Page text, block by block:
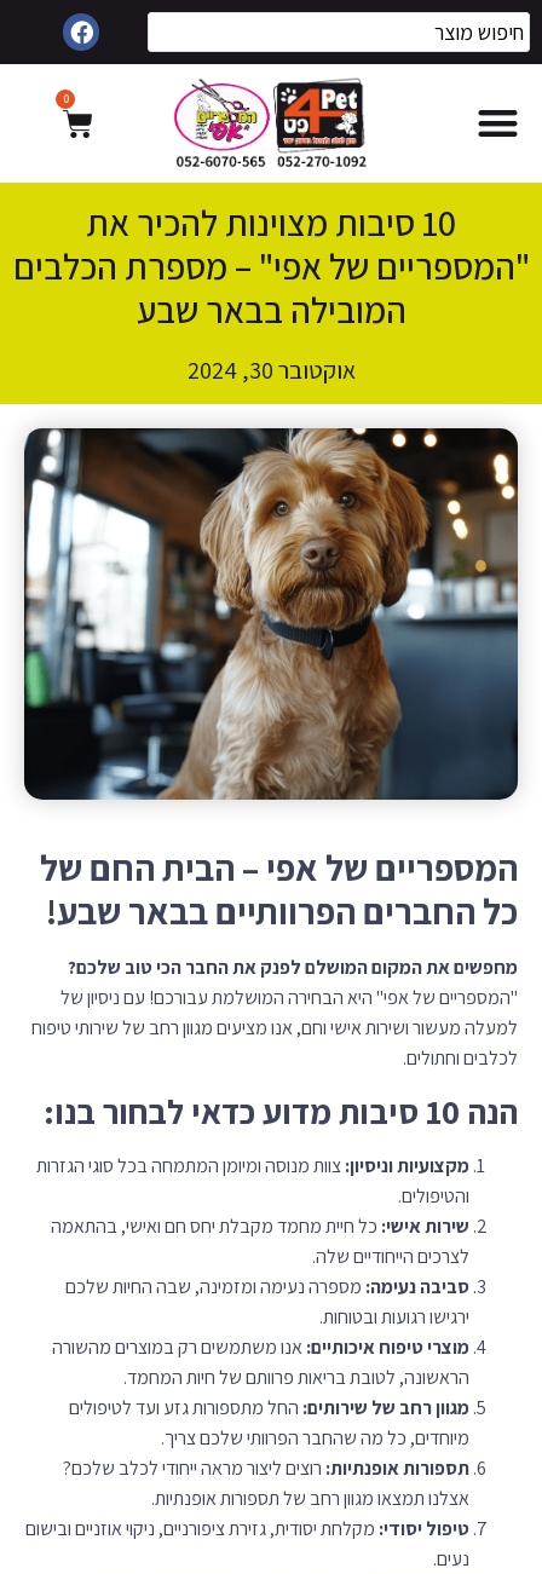
10 סיבות מצוינות להכיר את
של אפי" – מספרת הכלבים
המובילה בבאר שבע
אוקטובר 30, 2024
המספריים של אפי – הבית החם של
כל החברים הפרוותיים בבאר שבע!
מחפשים את המקום המושלם לפנק את החבר הכי טוב שלכם?
"המספריים של אפי" היא הבחירה המושלמת עבורכם! עם ניסיון של
למעלה מעשור ושירות אישי וחם, אנו מציעים מגוון רחב של שירותי טיפוח
לכלבים וחתולים.
הנה 10 סיבות מדוע כדאי לבחור בנו:
מקצועיות וניסיון:צוות מנוסה ומיומן המתמחה בכל סוגי הגזרות
והטיפולים.
שירות אישי:כל חיית מחמד מקבלת יחס חם ואישי, בהתאמה
לצרכים הייחודיים שלה.
סביבה נעימה:מספרה נעימה ומזמינה, שבה החיות שלכם
ירגישו רגועות ובטוחות.
מוצרי טיפוח איכותיים:אנו משתמשים רק במוצרים מהשורה
הראשונה, לטובת בריאות פרוותם של חיות המחמד.
מגוון רחב של שירותים:החל מתספורות גזע ועד לטיפולים
מיוחדים, כל מה שהחבר הפרוותי שלכם צריך.
תספורות אופנתיות:רוצים ליצור מראה ייחודי לכלב שלכם?
אצלנו תמצאו מגוון רחב של תספורות אופנתיות.
טיפול יסודי:מקלחת יסודית, גזירת ציפורניים, ניקוי אוזניים ובישום
נעים.